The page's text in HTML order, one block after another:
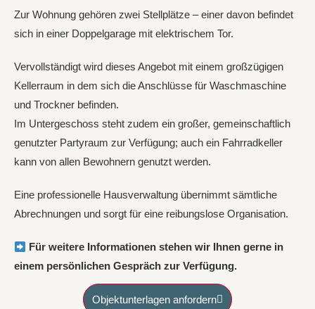
Zur Wohnung gehören zwei Stellplätze – einer davon befindet
sich in einer Doppelgarage mit elektrischem Tor.
Vervollständigt wird dieses Angebot mit einem großzügigen
Kellerraum in dem sich die Anschlüsse für Waschmaschine
und Trockner befinden.
Im Untergeschoss steht zudem ein großer, gemeinschaftlich
genutzter Partyraum zur Verfügung; auch ein Fahrradkeller
kann von allen Bewohnern genutzt werden.
Eine professionelle Hausverwaltung übernimmt sämtliche
Abrechnungen und sorgt für eine reibungslose Organisation.
Für weitere Informationen stehen wir Ihnen gerne in
einem persönlichen Gespräch zur Verfügung.
Objektunterlagen anfordern